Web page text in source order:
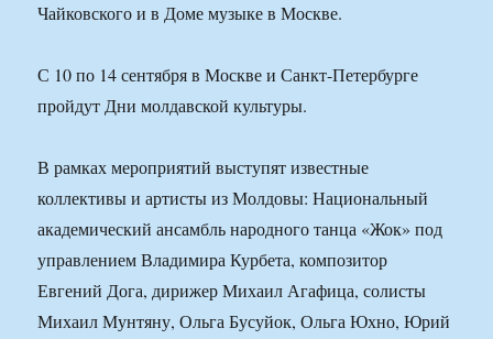
Чайковского и в Доме музыке в Москве.
С 10 по 14 сентября в Москве и Санкт-Петербурге
пройдут Дни молдавской культуры.
В рамках мероприятий выступят известные
коллективы и артисты из Молдовы: Национальный
академический ансамбль народного танца «Жок» под
управлением Владимира Курбета, композитор
Евгений Дога, дирижер Михаил Агафица, солисты
Михаил Мунтяну, Ольга Бусуйок, Ольга Юхно, Юрий